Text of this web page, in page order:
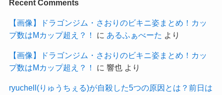
Recent Comments
【画像】ドラゴンジム・さおりのビキニ姿まとめ！カッ
プ数はMカップ超え？！
に あるふぁべーた より
【画像】ドラゴンジム・さおりのビキニ姿まとめ！カッ
プ数はMカップ超え？！
に 響也より
ryuchell(りゅうちぇる)が自殺した5つの原因とは？前日は